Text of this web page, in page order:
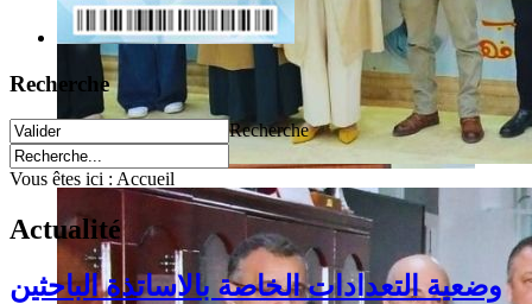
Recherche
Recherche
Vous êtes ici : Accueil
Actualité
وضعية التعدادات الخاصة بالاساتذة الباحثين